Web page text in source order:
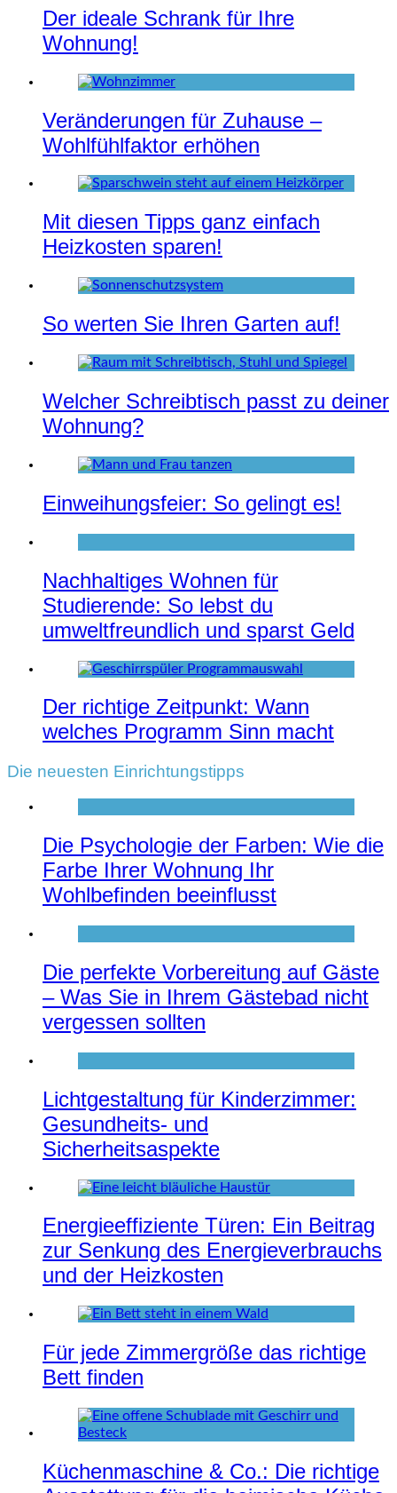
Der ideale Schrank für Ihre
Wohnung!
Veränderungen für Zuhause –
Wohlfühlfaktor erhöhen
Mit diesen Tipps ganz einfach
Heizkosten sparen!
So werten Sie Ihren Garten auf!
Welcher Schreibtisch passt zu deiner
Wohnung?
Einweihungsfeier: So gelingt es!
Nachhaltiges Wohnen für
Studierende: So lebst du
umweltfreundlich und sparst Geld
Der richtige Zeitpunkt: Wann
welches Programm Sinn macht
Die neuesten Einrichtungstipps
Die Psychologie der Farben: Wie die
Farbe Ihrer Wohnung Ihr
Wohlbefinden beeinflusst
Die perfekte Vorbereitung auf Gäste
– Was Sie in Ihrem Gästebad nicht
vergessen sollten
Lichtgestaltung für Kinderzimmer:
Gesundheits- und
Sicherheitsaspekte
Energieeffiziente Türen: Ein Beitrag
zur Senkung des Energieverbrauchs
und der Heizkosten
Für jede Zimmergröße das richtige
Bett finden
Küchenmaschine & Co.: Die richtige